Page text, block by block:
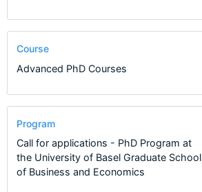
Course
Advanced PhD Courses
Program
Call for applications - PhD Program at
the University of Basel Graduate School
of Business and Economics